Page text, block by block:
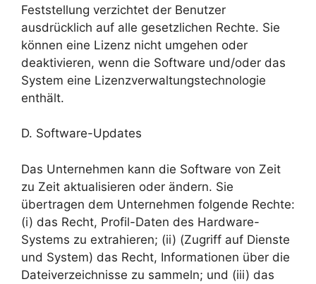
Feststellung verzichtet der Benutzer
ausdrücklich auf alle gesetzlichen Rechte. Sie
können eine Lizenz nicht umgehen oder
deaktivieren, wenn die Software und/oder das
System eine Lizenzverwaltungstechnologie
enthält.
D. Software-Updates
Das Unternehmen kann die Software von Zeit
zu Zeit aktualisieren oder ändern. Sie
übertragen dem Unternehmen folgende Rechte:
(i) das Recht, Profil-Daten des Hardware-
Systems zu extrahieren; (ii) (Zugriff auf Dienste
und System) das Recht, Informationen über die
Dateiverzeichnisse zu sammeln; und (iii) das